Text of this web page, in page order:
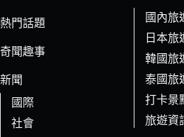
的
果
熱門話題
奇聞趣事
新聞
國際
社會
國內旅
日本旅
韓國旅
泰國旅
打卡景
旅遊資